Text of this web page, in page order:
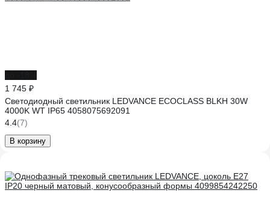
1 745 ₽
Светодиодный светильник LEDVANCE ECOCLASS BLKH 30W
4000K WT IP65 4058075692091
4.4(7)
В корзину